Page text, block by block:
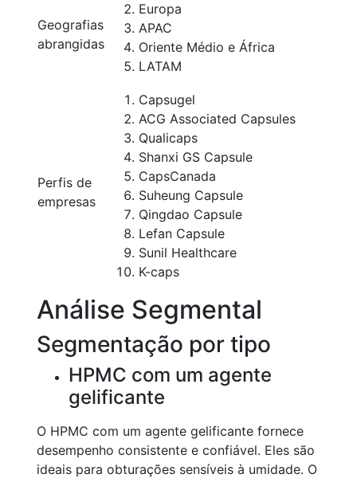
Geografias
abrangidas
Europa
APAC
Oriente Médio e África
LATAM
Perfis de
empresas
Capsugel
ACG Associated Capsules
Qualicaps
Shanxi GS Capsule
CapsCanada
Suheung Capsule
Qingdao Capsule
Lefan Capsule
Sunil Healthcare
K-caps
Análise Segmental
Segmentação por tipo
HPMC com um agente
gelificante
O HPMC com um agente gelificante fornece
desempenho consistente e confiável. Eles são
ideais para obturações sensíveis à umidade. O